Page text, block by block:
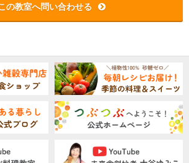
の教室へ問い合わせる